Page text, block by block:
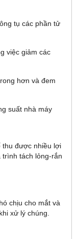
tụ các phần tử
việc giảm các
hơn và đem
suất nhà máy
thu được nhiều lợi
trình tách lỏng-rắn
chịu cho mắt và
xử lý chúng.